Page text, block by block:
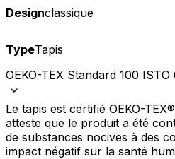
Designclassique
TypeTapis
OEKO-TEX Standard 100 ISTO
Le tapis est certifié OEKO-
atteste que le produit a été
de substances nocives à des
impact négatif sur la santé